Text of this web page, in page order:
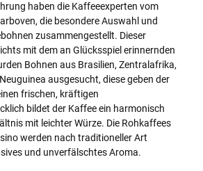
haben die Kaffeeexperten vom
die besondere Auswahl und
zusammengestellt. Dieser
mit dem an Glücksspiel erinnernden
Bohnen aus Brasilien, Zentralafrika,
ausgesucht, diese geben der
frischen, kräftigen
bildet der Kaffee ein harmonisch
mit leichter Würze. Die Rohkaffees
werden nach traditioneller Art
und unverfälschtes Aroma.